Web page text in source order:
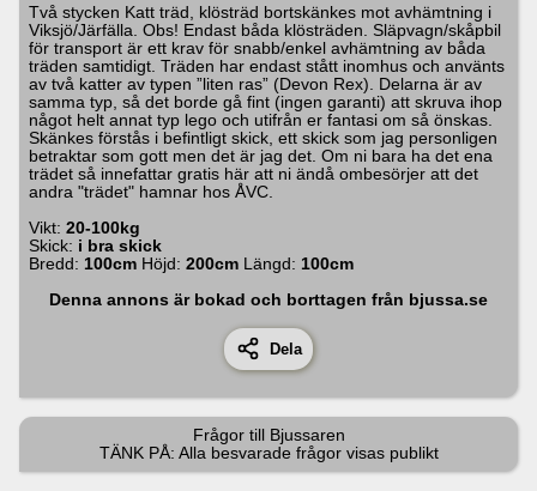
Två stycken Katt träd, klösträd bortskänkes mot avhämtning i
Viksjö/Järfälla. Obs! Endast båda klösträden. Släpvagn/skåpbil
för transport är ett krav för snabb/enkel avhämtning av båda
träden samtidigt. Träden har endast stått inomhus och använts
av två katter av typen ”liten ras” (Devon Rex). Delarna är av
samma typ, så det borde gå fint (ingen garanti) att skruva ihop
något helt annat typ lego och utifrån er fantasi om så önskas.
Skänkes förstås i befintligt skick, ett skick som jag personligen
betraktar som gott men det är jag det. Om ni bara ha det ena
trädet så innefattar gratis här att ni ändå ombesörjer att det
andra "trädet" hamnar hos ÅVC.
Vikt: 20-100kg
Skick: i bra skick
Bredd: 100cm Höjd: 200cm Längd: 100cm
Denna annons är bokad och borttagen från bjussa.se
Dela
Frågor till Bjussaren
TÄNK PÅ: Alla besvarade frågor visas publikt